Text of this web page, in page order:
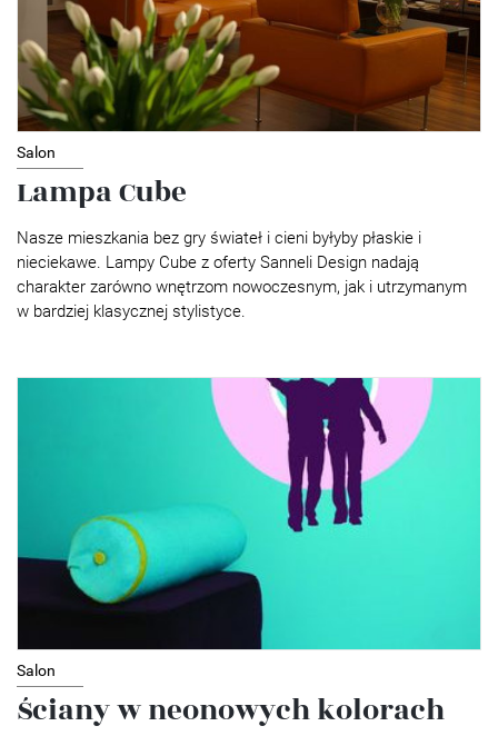
Salon
Lampa Cube
Nasze mieszkania bez gry świateł i cieni byłyby płaskie i
nieciekawe. Lampy Cube z oferty Sanneli Design nadają
charakter zarówno wnętrzom nowoczesnym, jak i utrzymanym
w bardziej klasycznej stylistyce.
Salon
Ściany w neonowych kolorach